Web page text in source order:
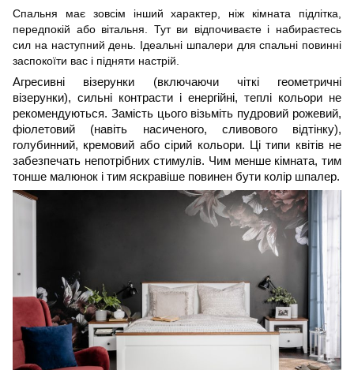
Спальня має зовсім інший характер, ніж кімната підлітка,
передпокій або вітальня. Тут ви відпочиваєте і набираєтесь
сил на наступний день. Ідеальні шпалери для спальні повинні
заспокоїти вас і підняти настрій.
Агресивні візерунки (включаючи чіткі геометричні
візерунки), сильні контрасти і енергійні, теплі кольори не
рекомендуються. Замість цього візьміть пудровий рожевий,
фіолетовий (навіть насиченого, сливового відтінку),
голубинний, кремовий або сірий кольори. Ці типи квітів не
забезпечать непотрібних стимулів. Чим менше кімната, тим
тонше малюнок і тим яскравіше повинен бути колір шпалер.